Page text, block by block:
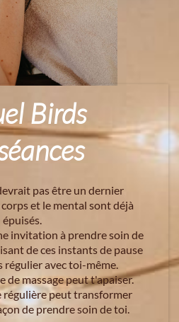
Birds
pas être un dernier
et le mental sont déjà
épuisés.
invitation à prendre soin de
de ces instants de pause
régulier avec toi-même.
de massage peut t'apaiser.
régulière peut transformer
de prendre soin de toi.